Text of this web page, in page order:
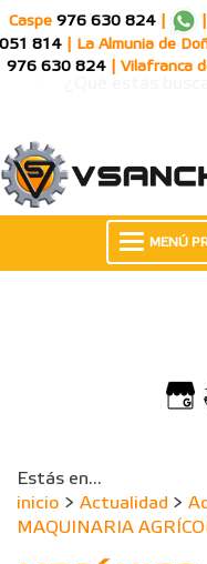
Caspe 976 630 824
051 814
La Almunia de
976 630 824
Vilafranca
MENÚ
Estás en...
inicio > Actualidad >
MAQUINARIA